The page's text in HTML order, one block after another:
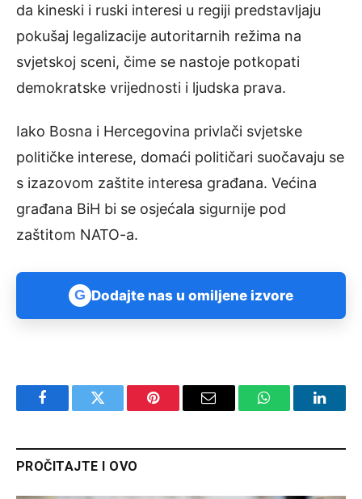
da kineski i ruski interesi u regiji predstavljaju
pokušaj legalizacije autoritarnih režima na
svjetskoj sceni, čime se nastoje potkopati
demokratske vrijednosti i ljudska prava.
Iako Bosna i Hercegovina privlači svjetske
političke interese, domaći političari suočavaju se
s izazovom zaštite interesa građana. Većina
građana BiH bi se osjećala sigurnije pod
zaštitom NATO-a.
G Dodajte nas u omiljene izvore
FacebookTwitter Pinterest Email WhatsApp
PROČITAJTE I OVO